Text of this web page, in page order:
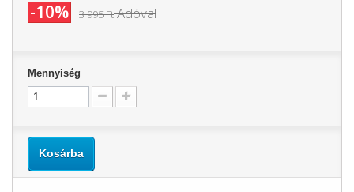
-10% 3 995 Ft‎Adóval
Mennyiség
Kosárba